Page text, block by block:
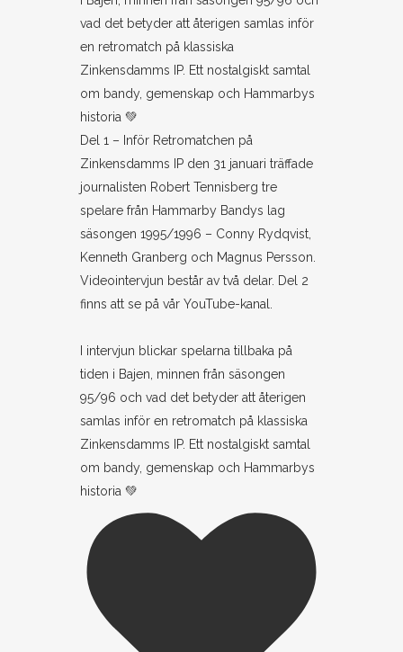
Del 1 – Inför Retromatchen på
Zinkensdamms IP den 31 januari träffade
journalisten Robert Tennisberg tre
spelare från Hammarby Bandys lag
säsongen 1995/1996 – Conny Rydqvist,
Kenneth Granberg och Magnus Persson.
Videointervjun består av två delar. Del 2
finns att se på vår YouTube-kanal.
I intervjun blickar spelarna tillbaka på
tiden i Bajen, minnen från säsongen
95/96 och vad det betyder att återigen
samlas inför en retromatch på klassiska
Zinkensdamms IP. Ett nostalgiskt samtal
om bandy, gemenskap och Hammarbys
historia 💚